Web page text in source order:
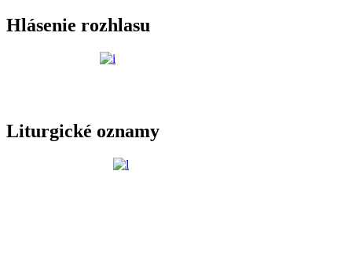
Hlásenie rozhlasu
Liturgické oznamy